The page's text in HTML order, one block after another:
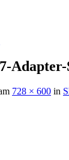
728 × 600 in